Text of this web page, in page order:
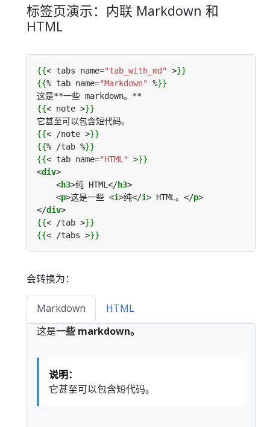
标签页演示：内联 Markdown 和
HTML
{{< tabs name="tab_with_md" >}}
{{% tab name="Markdown" %}}
{{< note >}}
{{< /note >}}
{{% /tab %}}
{{< tab name="HTML" >}}
<div
	<
h3>纯 HTML</h3
	<
p>这是一些 <i>纯</i> HTML。</p
</div
{{< /tab >}}
{{< /tabs >}}
会转换为：
Markdown
HTML
这是一些 markdown。
说明：
它甚至可以包含短代码。